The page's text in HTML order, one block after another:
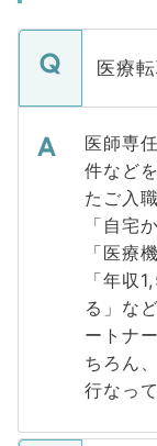
医療
医師専
件など
たご入
「自宅
「医療
「年収
る」な
ートナ
ちろん
行なっ